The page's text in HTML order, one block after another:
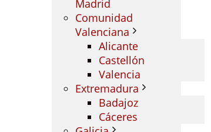
Madrid
Comunidad
Valenciana
Alicante
Castellón
Valencia
Extremadura
Badajoz
Cáceres